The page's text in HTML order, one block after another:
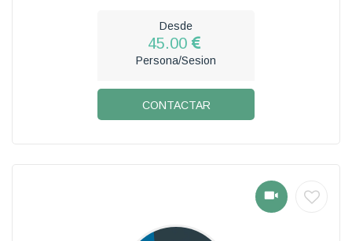
Desde
45.00
Persona/Sesion
CONTACTAR